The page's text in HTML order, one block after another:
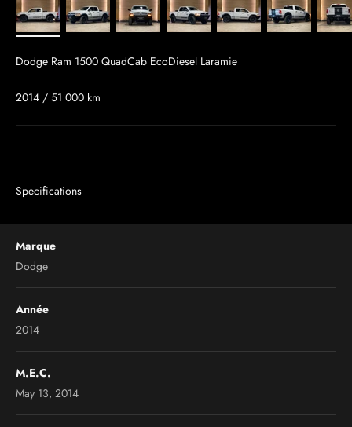
Dodge Ram 1500 QuadCab EcoDiesel Laramie
2014 / 51 000 km
Specifications
Marque
Dodge
Année
2014
M.E.C.
May 13, 2014